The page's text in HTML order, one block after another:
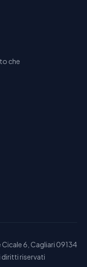
che
Cicale 6, Cagliari 09134
diritti riservati